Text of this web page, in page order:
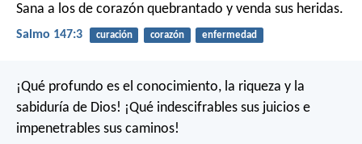
Sana a los de corazón quebrantado y venda sus heridas.
Salmo 147:3 curación corazón enfermedad
¡Qué profundo es el conocimiento, la riqueza y la
sabiduría de Dios! ¡Qué indescifrables sus juicios e
impenetrables sus caminos!